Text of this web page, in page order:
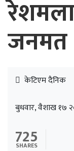
जनमत
केटिएम दैनिक
बुधवार, वैशाख १७
725
SHARES